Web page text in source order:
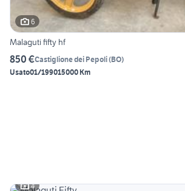
6
Malaguti fifty hf
850 €Castiglione dei Pepoli(BO)
Usato01/199015000 Km
4